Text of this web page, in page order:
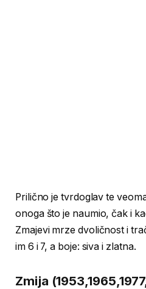
Prilično je tvrdoglav te
onoga što je naumio, čak i
Zmajevi mrze dvoličnost i
im 6 i 7, a boje: siva i zlatna.
Zmija